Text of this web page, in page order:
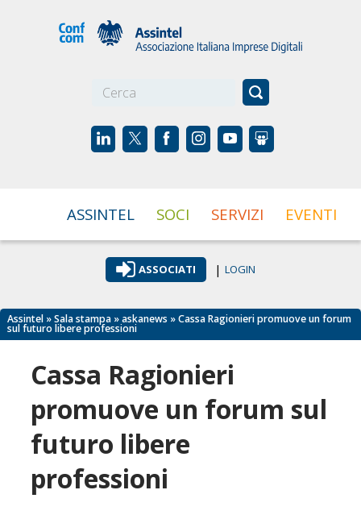
ASSINTEL SOCI SERVIZI EVENTI
ASSOCIATI | LOGIN
Assintel »Sala stampa »askanews » Cassa Ragionieri promuove un forum
sul futuro libere professioni
Cassa Ragionieri
promuove un forum sul
futuro libere
professioni